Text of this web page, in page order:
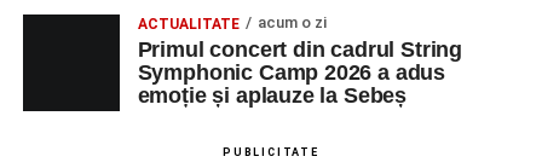
Primul concert din cadrul String Symphonic Camp
2026 a adus emoție și aplauze la Sebeș
Cei interesați pot consulta toate locurile de muncă
disponibile accesând platforma oficială ANOFM,
AJOFM Alba, apoi secțiunea„Persoane fizice
– Locuri de muncă vacante”
. De asemenea, informații
ACTUALITATE acum o zi
Primul concert din cadrul String
Symphonic Camp 2026 a adus
emoție și aplauze la Sebeș
PUBLICITATE